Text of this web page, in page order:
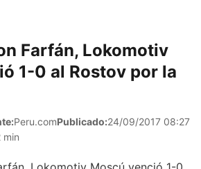
Farfán, Lokomotiv
1-0 al Rostov por la
Peru.comPublicado:24/09/2017 08:27
min